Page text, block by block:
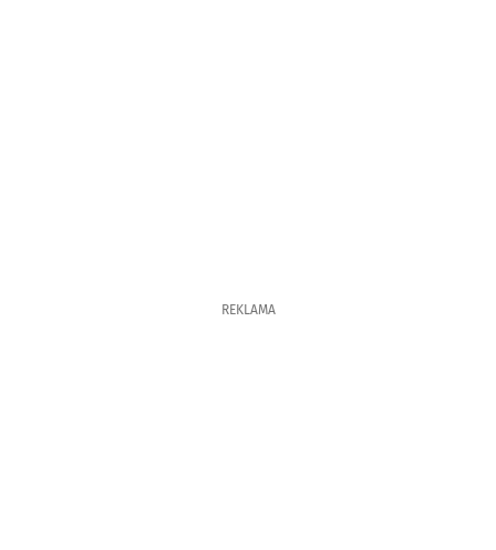
REKLAMA